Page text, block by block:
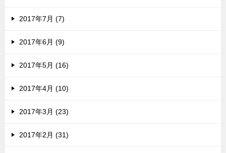
2017年7月 (7)
2017年6月 (9)
2017年5月 (16)
2017年4月 (10)
2017年3月 (23)
2017年2月 (31)